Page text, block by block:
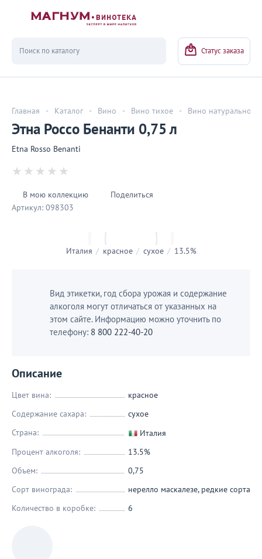
Статус заказа
Главная - Каталог - Вино - Вино тихое - Вино натуральное
Этна Россо Бенанти 0,75 л
Etna Rosso Benanti
В мою коллекцию
Поделиться
Артикул: 098303
Италия / красное / сухое / 13.5%
Вид этикетки, год сбора урожая и содержание
алкоголя могут отличаться от указанных на
этом сайте. Информацию можно уточнить по
телефону: 8 800 222-40-20
Описание
Цвет вина:
красное
Содержание сахара:
сухое
Страна:
Италия
Процент алкоголя:
13.5%
Объем:
0,75
Сорт винограда:
нерелло маскалезе, редкие сорта
Количество в коробке:
6